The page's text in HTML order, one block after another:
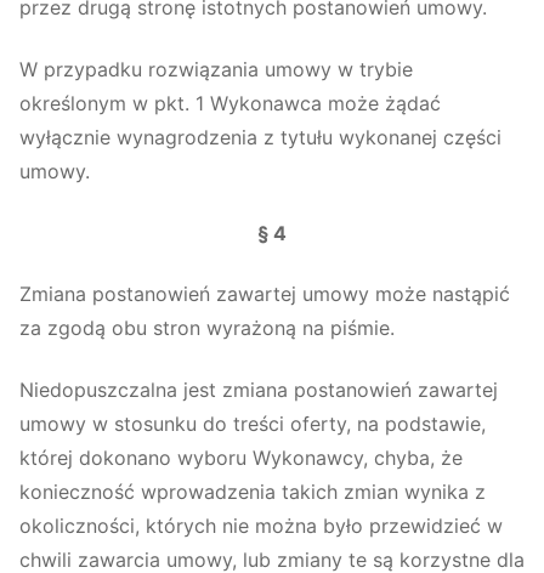
przez drugą stronę istotnych postanowień umowy.
W przypadku rozwiązania umowy w trybie
określonym w pkt. 1 Wykonawca może żądać
wyłącznie wynagrodzenia z tytułu wykonanej części
umowy.
§ 4
Zmiana postanowień zawartej umowy może nastąpić
za zgodą obu stron wyrażoną na piśmie.
Niedopuszczalna jest zmiana postanowień zawartej
umowy w stosunku do treści oferty, na podstawie,
której dokonano wyboru Wykonawcy, chyba, że
konieczność wprowadzenia takich zmian wynika z
okoliczności, których nie można było przewidzieć w
chwili zawarcia umowy, lub zmiany te są korzystne dla